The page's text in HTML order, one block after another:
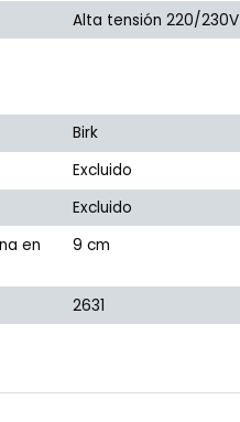
Alta tensión 220/230V
Birk
Excluido
Excluido
en
9 cm
2631